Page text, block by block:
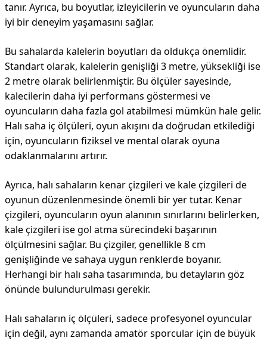
tanır. Ayrıca, bu boyutlar, izleyicilerin ve oyuncuların daha
iyi bir deneyim yaşamasını sağlar.
Bu sahalarda kalelerin boyutları da oldukça önemlidir.
Standart olarak, kalelerin genişliği 3 metre, yüksekliği ise
2 metre olarak belirlenmiştir. Bu ölçüler sayesinde,
kalecilerin daha iyi performans göstermesi ve
oyuncuların daha fazla gol atabilmesi mümkün hale gelir.
Halı saha iç ölçüleri, oyun akışını da doğrudan etkilediği
için, oyuncuların fiziksel ve mental olarak oyuna
odaklanmalarını artırır.
Ayrıca, halı sahaların kenar çizgileri ve kale çizgileri de
oyunun düzenlenmesinde önemli bir yer tutar. Kenar
çizgileri, oyuncuların oyun alanının sınırlarını belirlerken,
kale çizgileri ise gol atma sürecindeki başarının
ölçülmesini sağlar. Bu çizgiler, genellikle 8 cm
genişliğinde ve sahaya uygun renklerde boyanır.
Herhangi bir halı saha tasarımında, bu detayların göz
önünde bulundurulması gerekir.
Halı sahaların iç ölçüleri, sadece profesyonel oyuncular
için değil, aynı zamanda amatör sporcular için de büyük